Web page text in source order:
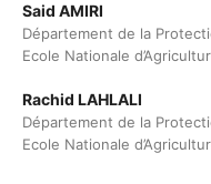
Said AMIRI
Département de la
Ecole Nationale
Rachid LAHLALI
Département de la
Ecole Nationale